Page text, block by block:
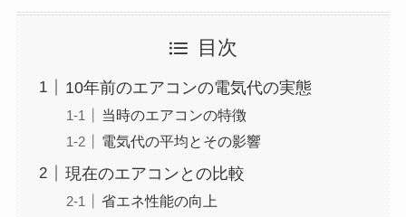
目次
10年前のエアコンの電気代の実態
当時のエアコンの特徴
電気代の平均とその影響
現在のエアコンとの比較
省エネ性能の向上